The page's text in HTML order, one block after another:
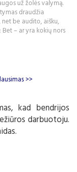
už žolės valymą.
draudžia
be audito, aišku,
– ar yra kokių nors
>>
kad bendrijos
darbuotoju.